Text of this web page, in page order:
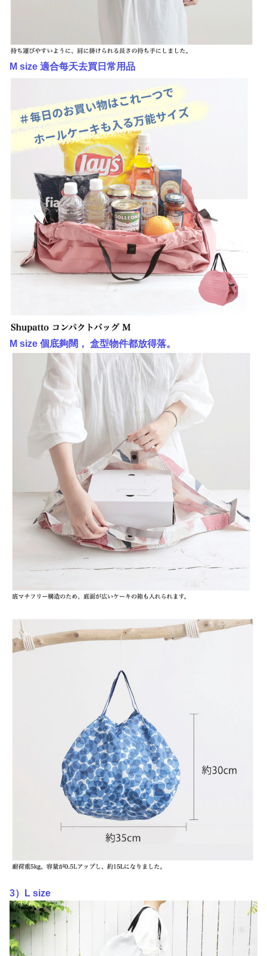
M size 適合每天去買日常用品
M size 個底夠闊， 盒型物件都放得落。
3）L size